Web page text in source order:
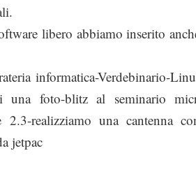
libero abbiamo inserito
informatica-Verdebinario-
una foto-blitz al seminario
realizziamo una cantenna
jetpac